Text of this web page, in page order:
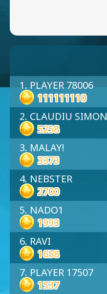
1. PLAYER 78006
111111110
2. CLAUDIU SIMON
5258
3. MALAY!
3373
4. NEBSTER
2700
5. NADO1
1993
6. RAVI
1658
7. PLAYER 17507
1537